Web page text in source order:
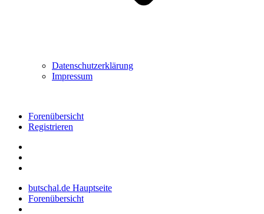
Datenschutzerklärung
Impressum
Forenübersicht
Registrieren
butschal.de Hauptseite
Forenübersicht